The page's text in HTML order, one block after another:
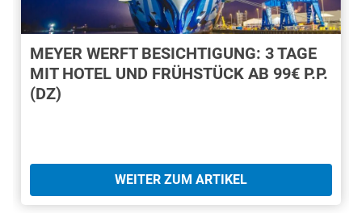
MEYER WERFT BESICHTIGUNG: 3 TAGE
MIT HOTEL UND FRÜHSTÜCK AB 99€ P.P.
(DZ)
WEITER ZUM ARTIKEL